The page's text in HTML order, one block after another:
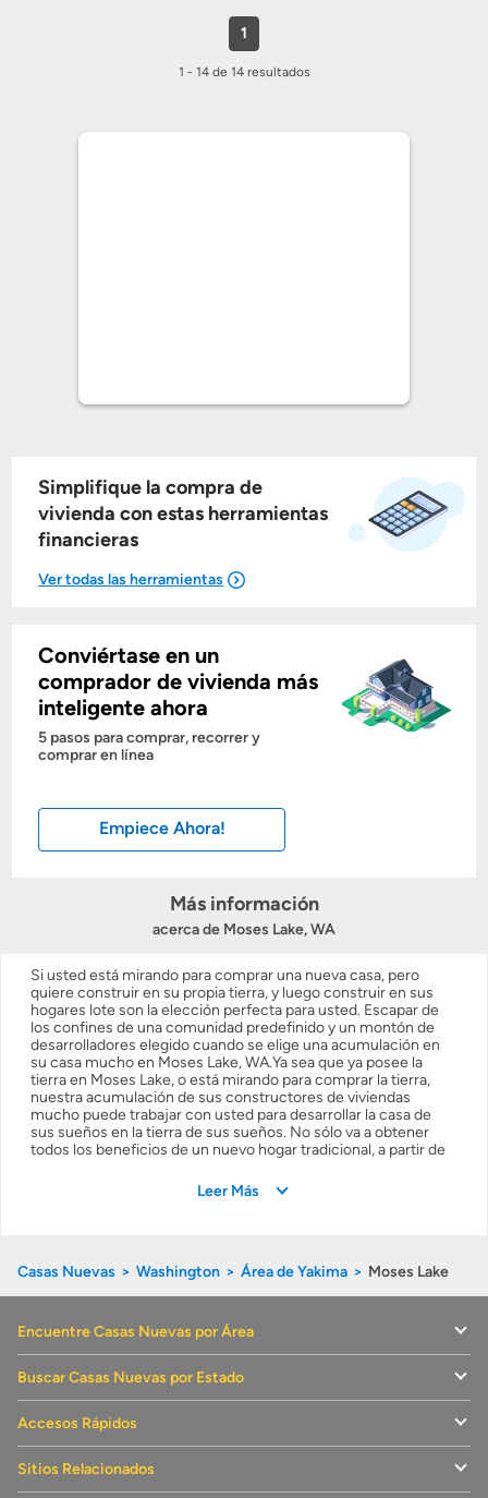
1
1 - 14 de 14 resultados
Simplifique la compra de
vivienda con estas herramientas
financieras
Mostrarme lo que puedo pagar
Costos casa nueva vs. usada
Calcular mi hipoteca
Obtener Aprobación Previa
Seguro de propietarios
Obtener ofertas por mi casa
Conviértase en un
comprador de vivienda más
inteligente ahora
5 pasos para comprar, recorrer y
comprar en línea
Empiece Ahora!
Más información
acerca de Moses Lake, WA
Si usted está mirando para comprar una nueva casa, pero
quiere construir en su propia tierra, y luego construir en sus
hogares lote son la elección perfecta para usted. Escapar de
los confines de una comunidad predefinido y un montón de
desarrolladores elegido cuando se elige una acumulación en
su casa mucho en Moses Lake, WA.Ya sea que ya posee la
tierra en Moses Lake, o está mirando para comprar la tierra,
nuestra acumulación de sus constructores de viviendas
mucho puede trabajar con usted para desarrollar la casa de
sus sueños en la tierra de sus sueños. No sólo va a obtener
todos los beneficios de un nuevo hogar tradicional, a partir de
nuevas y warrantied, pero vas a tener que volver a casa a la
ubicación de su elección.Hay algunos constructores 14
las habitaciones 1 y 1 baños.
Este es un breve resumen de cómo luce actualmente el
mercado de la construcción de casas nuevas en el condado de
.
Nombre del Condado
Condado
Nombre del Estado
Número de Comunidades
Número de Comunidades en
Leer Más
Casas Nuevas Washington Área de Yakima Moses Lake
Encuentre Casas Nuevas por Área
Buscar Casas Nuevas por Estado
Accesos Rápidos
Sitios Relacionados